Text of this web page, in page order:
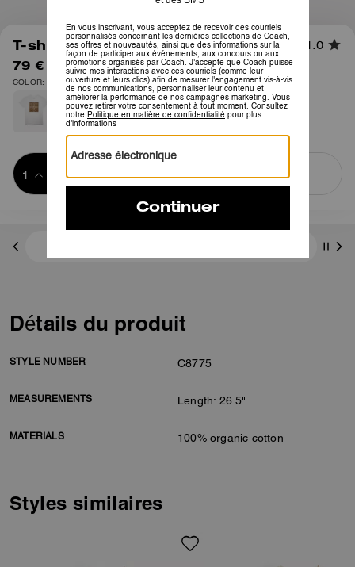
1/5
T-shirt Signature en Coton Bio 1.0
79 € 150 €
COLOR: Rose pâle
panier
ACHETER MAINTENANT
Détails du produit
STYLE NUMBER C8775
MEASUREMENTS Length: 26.5"
MATERIALS 100% organic cotton
Styles similaires